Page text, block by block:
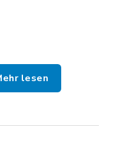
lesen